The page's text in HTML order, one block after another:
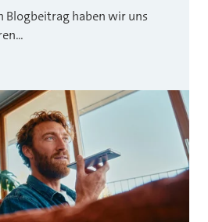
Blogbeitrag haben wir uns